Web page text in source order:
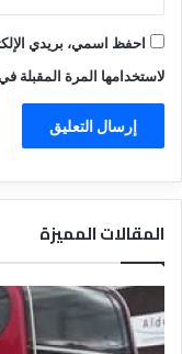
احفظ اسمي، بريدي
لاستخدامها المرة المقبلة
المقالات المميزة
ل
ي